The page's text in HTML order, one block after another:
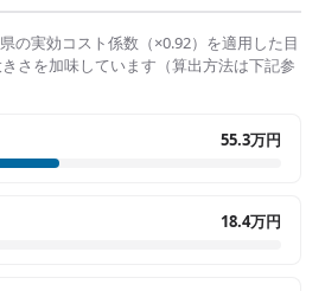
の実効コスト係数（×0.92）を適用した目
さを加味しています（算出方法は下記参
55.3万円
18.4万円